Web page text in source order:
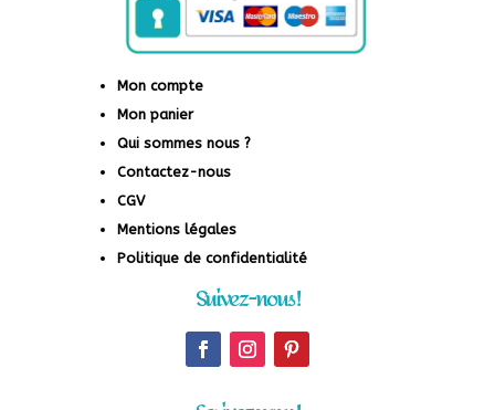
Mon compte
Mon panier
Qui sommes nous ?
Contactez-nous
CGV
Mentions légales
Politique de confidentialité
Suivez-nous !